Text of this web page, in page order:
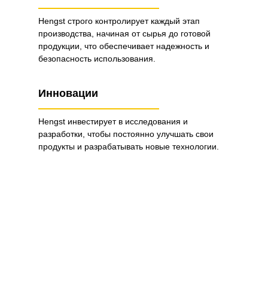
Инновации
Hengst строго контролирует каждый этап
производства, начиная от сырья до готовой
продукции, что обеспечивает надежность и
безопасность использования.
Hengst инвестирует в исследования и
разработки, чтобы постоянно улучшать свои
продукты и разрабатывать новые технологии.